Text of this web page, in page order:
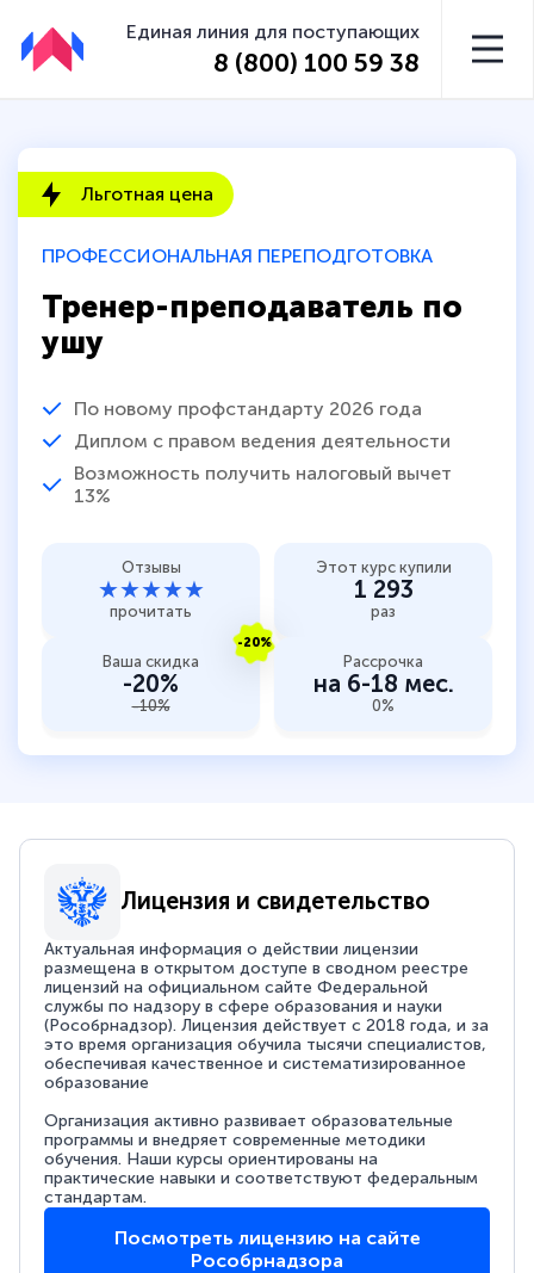
Единая линия для поступающих
8 (800) 100 59 38
ПРОФЕССИОНАЛЬНАЯ ПЕРЕПОДГОТОВКА
Тренер-преподаватель по
ушу
По новому профстандарту 2026 года
Диплом с правом ведения деятельности
Возможность получить налоговый вычет
13%
Льготная цена
Отзывы
★★★★★
прочитать
Этот курс купили
1 293
раз
-20%
Ваша скидка
-20%
-10%
Рассрочка
на 6-18 мес.
0%
Лицензия и свидетельство
Актуальная информация о действии лицензии
размещена в открытом доступе в сводном реестре
лицензий на официальном сайте Федеральной
службы по надзору в сфере образования и науки
(Рособрнадзор). Лицензия действует с 2018 года, и за
это время организация обучила тысячи специалистов,
обеспечивая качественное и систематизированное
образование
Организация активно развивает образовательные
программы и внедряет современные методики
обучения. Наши курсы ориентированы на
практические навыки и соответствуют федеральным
стандартам.
Посмотреть лицензию на сайте
Рособрнадзора